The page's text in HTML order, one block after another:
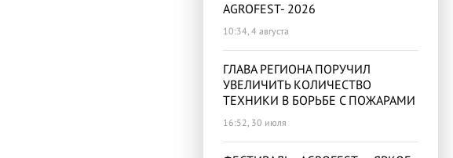
AGROFEST- 2026
10:34, 4 августа
ГЛАВА РЕГИОНА ПОРУЧИЛ
УВЕЛИЧИТЬ КОЛИЧЕСТВО
ТЕХНИКИ В БОРЬБЕ С ПОЖАРАМИ
16:52, 30 июля